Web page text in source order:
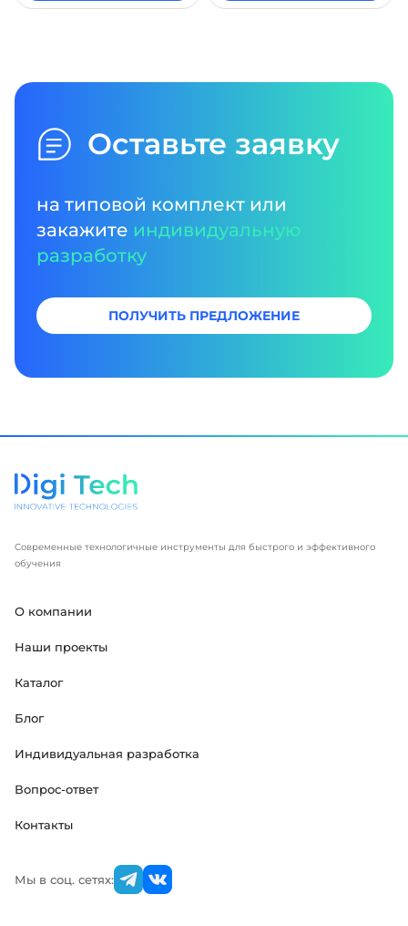
Оставьте заявку
на типовой комплект или
закажите индивидуальную
разработку
ПОЛУЧИТЬ ПРЕДЛОЖЕНИЕ
Современные технологичные инструменты для быстрого и эффективного
обучения
О компании
Наши проекты
Каталог
Блог
Индивидуальная разработка
Вопрос-ответ
Контакты
Мы в соц. сетях: